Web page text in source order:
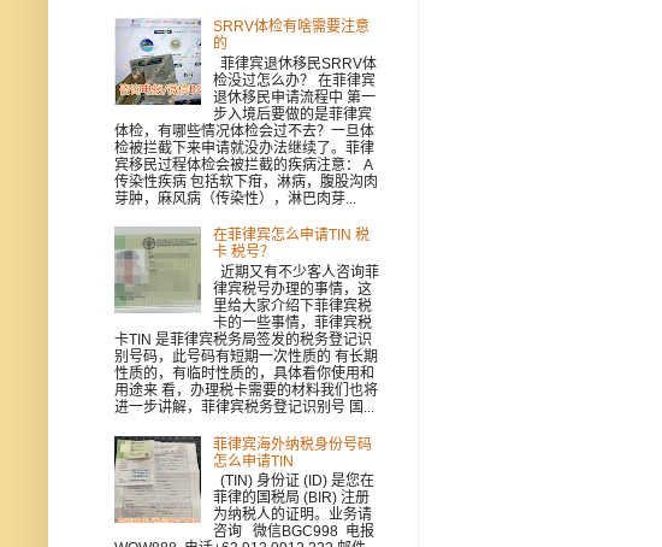
SRRV体检有啥需要注意
的
菲律宾退休移民SRRV体
检没过怎么办？ 在菲律宾
退休移民申请流程中 第一
步入境后要做的是菲律宾
体检，有哪些情况体检会过不去？一旦体
检被拦截下来申请就没办法继续了。菲律
宾移民过程体检会被拦截的疾病注意： A
传染性疾病 包括软下疳，淋病，腹股沟肉
芽肿，麻风病（传染性），淋巴肉芽...
在菲律宾怎么申请TIN 税
卡 税号？
近期又有不少客人咨询菲
律宾税号办理的事情，这
里给大家介绍下菲律宾税
卡的一些事情，菲律宾税
卡TIN 是菲律宾税务局签发的税务登记识
别号码，此号码有短期一次性质的 有长期
性质的，有临时性质的，具体看你使用和
用途来 看，办理税卡需要的材料我们也将
进一步讲解，菲律宾税务登记识别号 国...
菲律宾海外纳税身份号码
怎么申请TIN
(TIN) 身份证 (ID) 是您在
菲律的国税局 (BIR) 注册
为纳税人的证明。业务请
咨询 微信BGC998 电报